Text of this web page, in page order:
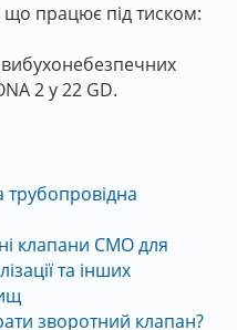
працює під тиском:
2 y 22 GD.
трубопровідна
клапани СМО для
та інших
зворотний клапан?